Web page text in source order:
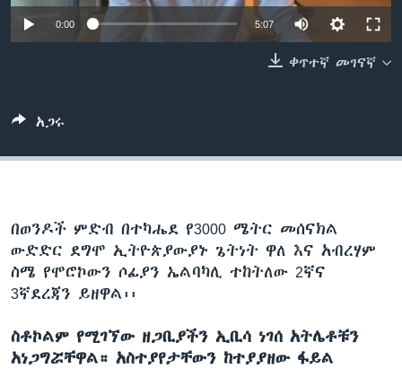
0:00 5:07
ቀጥተኛ መገናኛ
አጋሩ
በወንዶች ምድብ በተካሔደ የ3000 ሜትር መሰናክል
ውድድር ደግሞ ኢትዮጵያውያኑ ጌትነት ዋለ እና አብረሃም
ስሜ የሞሮኮውን ሶፊያን ኤልባካሊ ተከትለው 2ኛና
3ኛደረጃን ይዘዋል፡፡
ስቶኮልም የሚገኘው ዘጋቢያችን ኢቢሳ ነገሰ አትሌቶቹን
አነጋግሯቸዋል። አስተያየታቸውን ከተያያዘው ፋይል